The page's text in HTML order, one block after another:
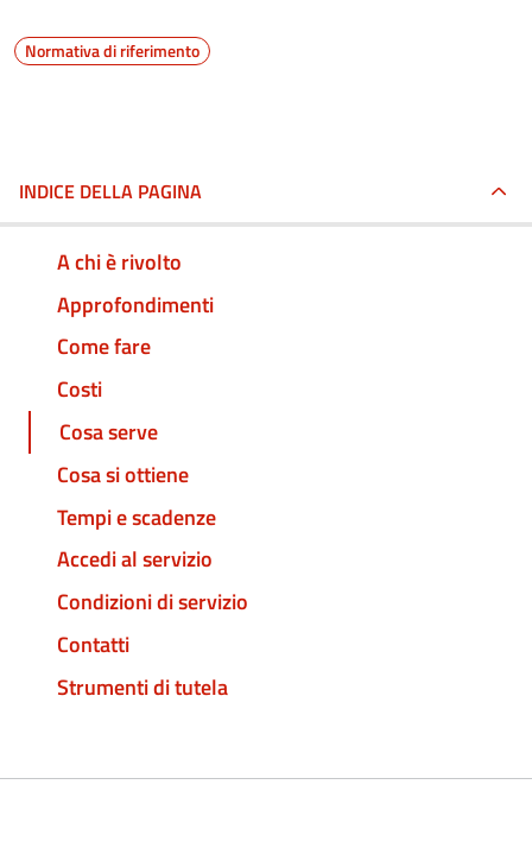
Normativa di riferimento
INDICE DELLA PAGINA
A chi è rivolto
Approfondimenti
Come fare
Costi
Cosa serve
Cosa si ottiene
Tempi e scadenze
Accedi al servizio
Condizioni di servizio
Contatti
Strumenti di tutela